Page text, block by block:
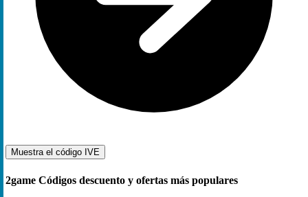
Muestra el código IVE
2game Códigos descuento y ofertas más populares